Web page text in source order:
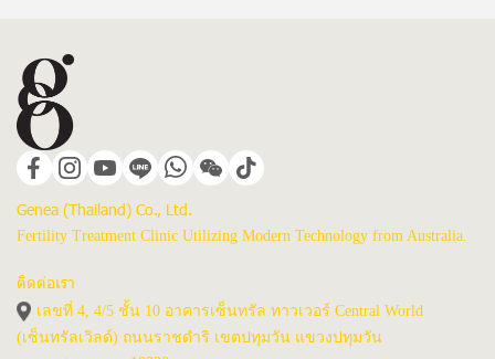
Genea (Thailand) Co., Ltd.
Fertility Treatment Clinic Utilizing Modern Technology from Australia.
ติดต่อเรา
เลขที่ 4, 4/5 ชั้น 10 อาคารเซ็นทรัล ทาวเวอร์ Central World
(เซ็นทรัลเวิลด์) ถนนราชดำริ เขตปทุมวัน แขวงปทุมวัน